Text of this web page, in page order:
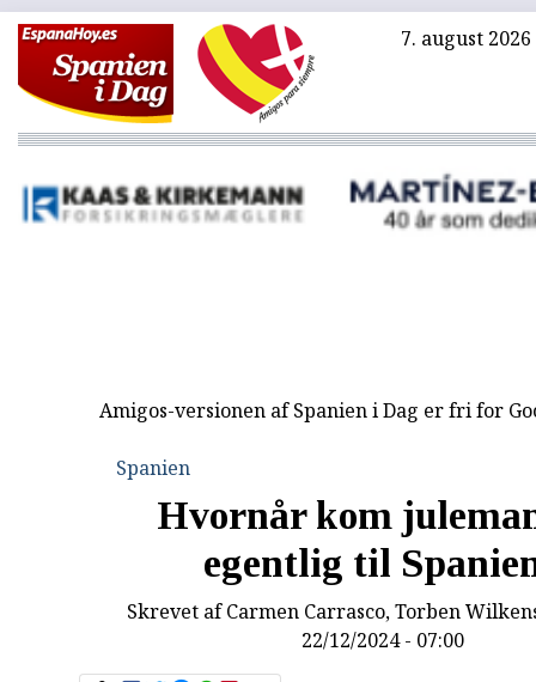
7. august 2026
Amigos-versionen af Spanien i Dag er fri for
Spanien
Hvornår kom
egentlig til
Skrevet afCarmen Carrasco, Torben
22/12/2024 - 07:00